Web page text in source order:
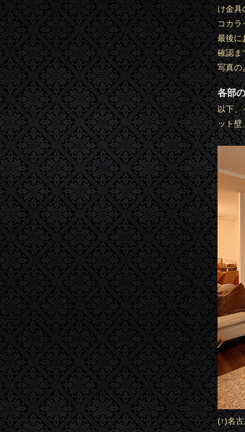
け金具
コカラ
最後に
確認ま
写真の
各部
以下、
ット壁
(↑)名